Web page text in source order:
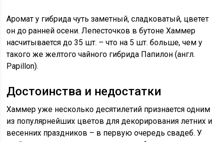
Аромат у гибрида чуть заметный, сладковатый, цветет
он до ранней осени. Лепесточков в бутоне Хаммер
насчитывается до 35 шт. – что на 5 шт. больше, чем у
такого же желтого чайного гибрида Папилон (англ.
Papillon).
Достоинства и недостатки
Хаммер уже несколько десятилетий признается одним
из популярнейших цветов для декорирования летних и
весенних праздников – в первую очередь свадеб. У